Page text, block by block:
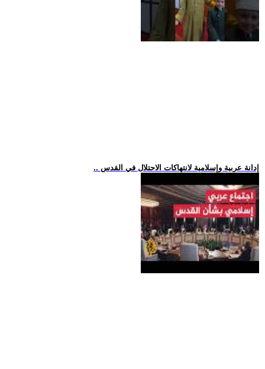
.. إدانة عربية وإسلامية لانتهاكات الاحتلال في القدس